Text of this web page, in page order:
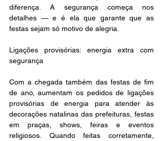
diferença. A segurança começa nos
detalhes — e é ela que garante que as
festas sejam só motivo de alegria.
Ligações provisórias: energia extra com
segurança
Com a chegada também das festas de fim
de ano, aumentam os pedidos de ligações
provisórias de energia para atender às
decorações natalinas das prefeituras, festas
em praças, shows, feiras e eventos
religiosos. Quando feitas corretamente,